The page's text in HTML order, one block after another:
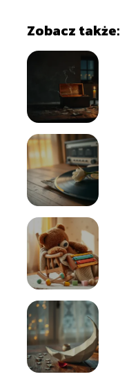
Zobacz także: